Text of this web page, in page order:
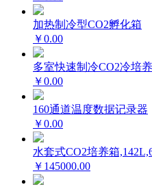
加热制冷型CO2孵化箱
￥0.00
多室快速制冷CO2冷培
￥0.00
160通道温度数据记录器
￥0.00
水套式CO2培养箱
￥145000.00